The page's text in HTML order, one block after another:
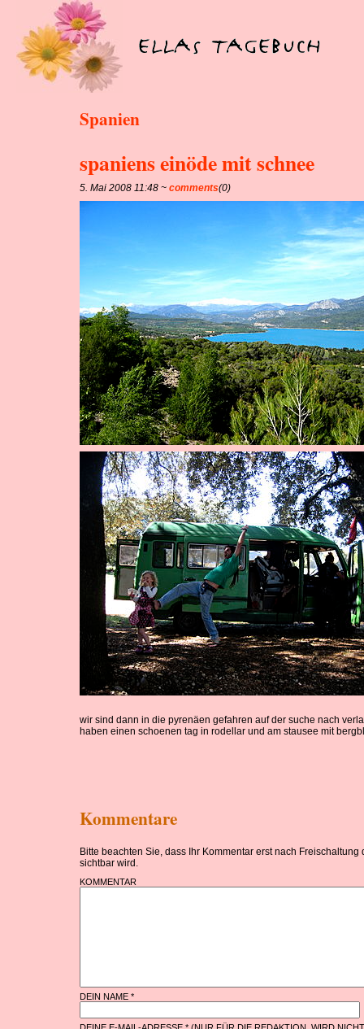
Spanien
spaniens einöde mit schnee
5. Mai 2008 11:48 ~comments(0)
wir sind dann in die pyrenäen gefahren auf der suche nach
haben einen schoenen tag in rodellar und am stausee mit
Kommentare
Bitte beachten Sie, dass Ihr Kommentar erst nach
sichtbar wird.
KOMMENTAR
DEIN NAME *